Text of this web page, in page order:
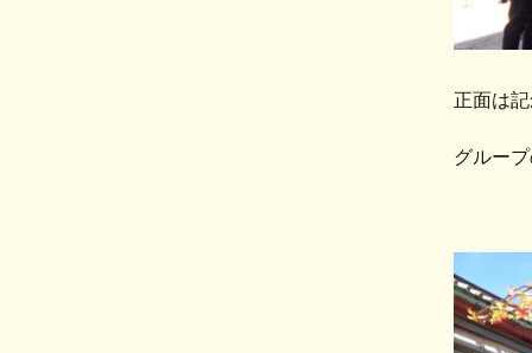
正面は
グルー